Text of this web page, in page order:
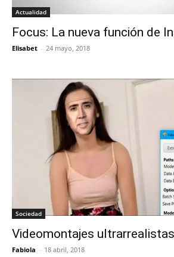
Actualidad
Focus: La nueva función de
Elisabet - 24 mayo, 2018
Sociedad
Videomontajes ultrarrealistas
Fabiola - 18 abril, 2018